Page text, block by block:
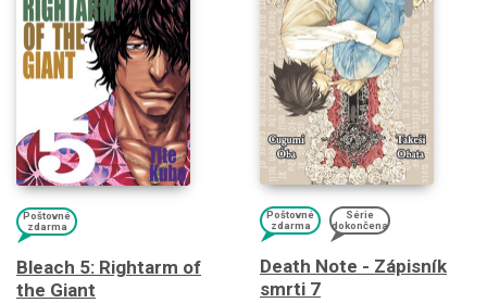
Poštovné
zdarma
Bleach 5: Rightarm of
the Giant
Poštovné
zdarma
Série
dokončena
Death Note - Zápisník
smrti 7